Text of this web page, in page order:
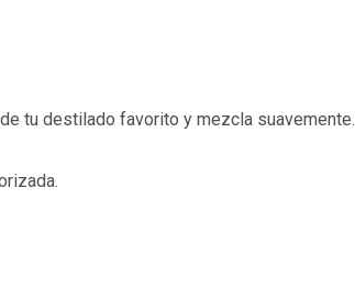
tu destilado favorito y mezcla suavemente.